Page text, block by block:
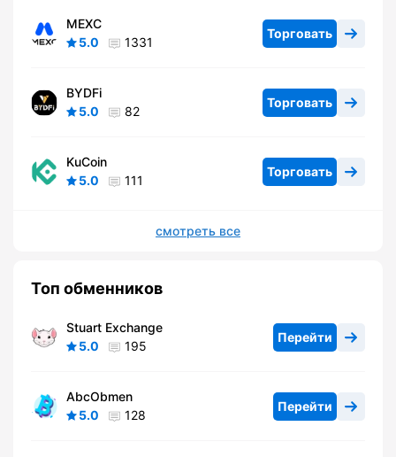
MEXC
5.0
1331
Торговать
BYDFi
5.0
82
Торговать
KuCoin
5.0
111
Торговать
смотреть все
Топ обменников
Stuart Exchange
5.0
195
Перейти
AbcObmen
5.0
128
Перейти